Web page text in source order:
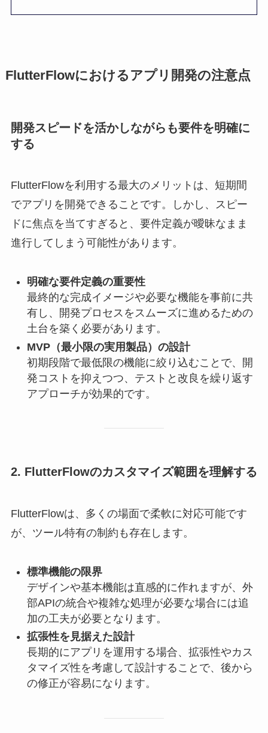
FlutterFlowにおけるアプリ開発の注意点
開発スピードを活かしながらも要件を明確に
する
FlutterFlowを利用する最大のメリットは、短期間
でアプリを開発できることです。しかし、スピー
ドに焦点を当てすぎると、要件定義が曖昧なまま
進行してしまう可能性があります。
明確な要件定義の重要性
最終的な完成イメージや必要な機能を事前に共
有し、開発プロセスをスムーズに進めるための
土台を築く必要があります。
MVP（最小限の実用製品）の設計
初期段階で最低限の機能に絞り込むことで、開
発コストを抑えつつ、テストと改良を繰り返す
アプローチが効果的です。
2. FlutterFlowのカスタマイズ範囲を理解する
FlutterFlowは、多くの場面で柔軟に対応可能です
が、ツール特有の制約も存在します。
標準機能の限界
デザインや基本機能は直感的に作れますが、外
部APIの統合や複雑な処理が必要な場合には追
加の工夫が必要となります。
拡張性を見据えた設計
長期的にアプリを運用する場合、拡張性やカス
タマイズ性を考慮して設計することで、後から
の修正が容易になります。